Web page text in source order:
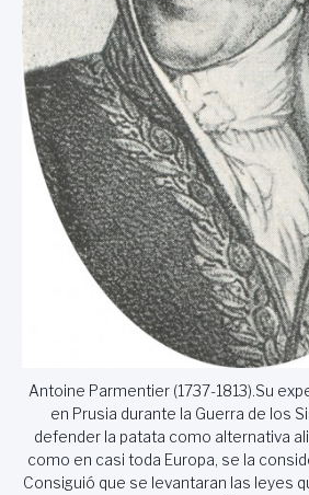
Antoine Parmentier (1737-1813).Su
en Prusia durante la Guerra de los
defender la patata como alternativa
como en casi toda Europa, se la
Consiguió que se levantaran las leyes